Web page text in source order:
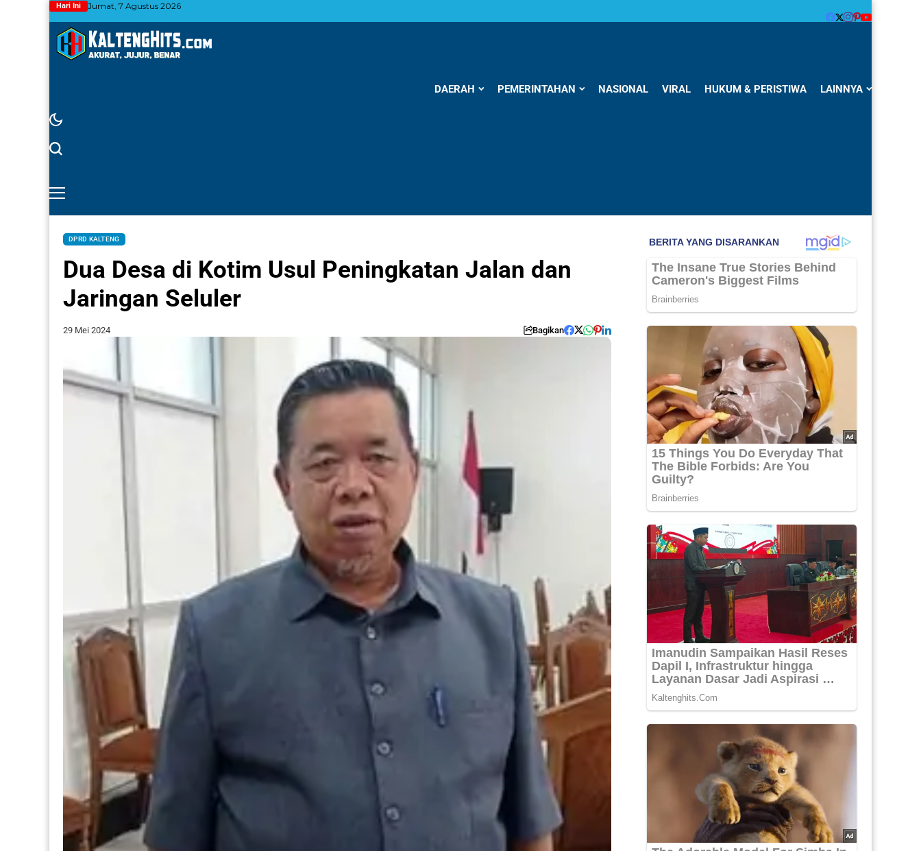
Hari Ini Jumat, 7 Agustus 2026
DAERAH PEMERINTAHAN NASIONAL VIRAL HUKUM & PERISTIWA LAINNYA
DPRD KALTENG
Dua Desa di Kotim Usul Peningkatan Jalan dan
Jaringan Seluler
29 Mei 2024 Bagikan